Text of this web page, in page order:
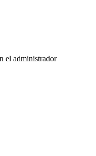
el administrador